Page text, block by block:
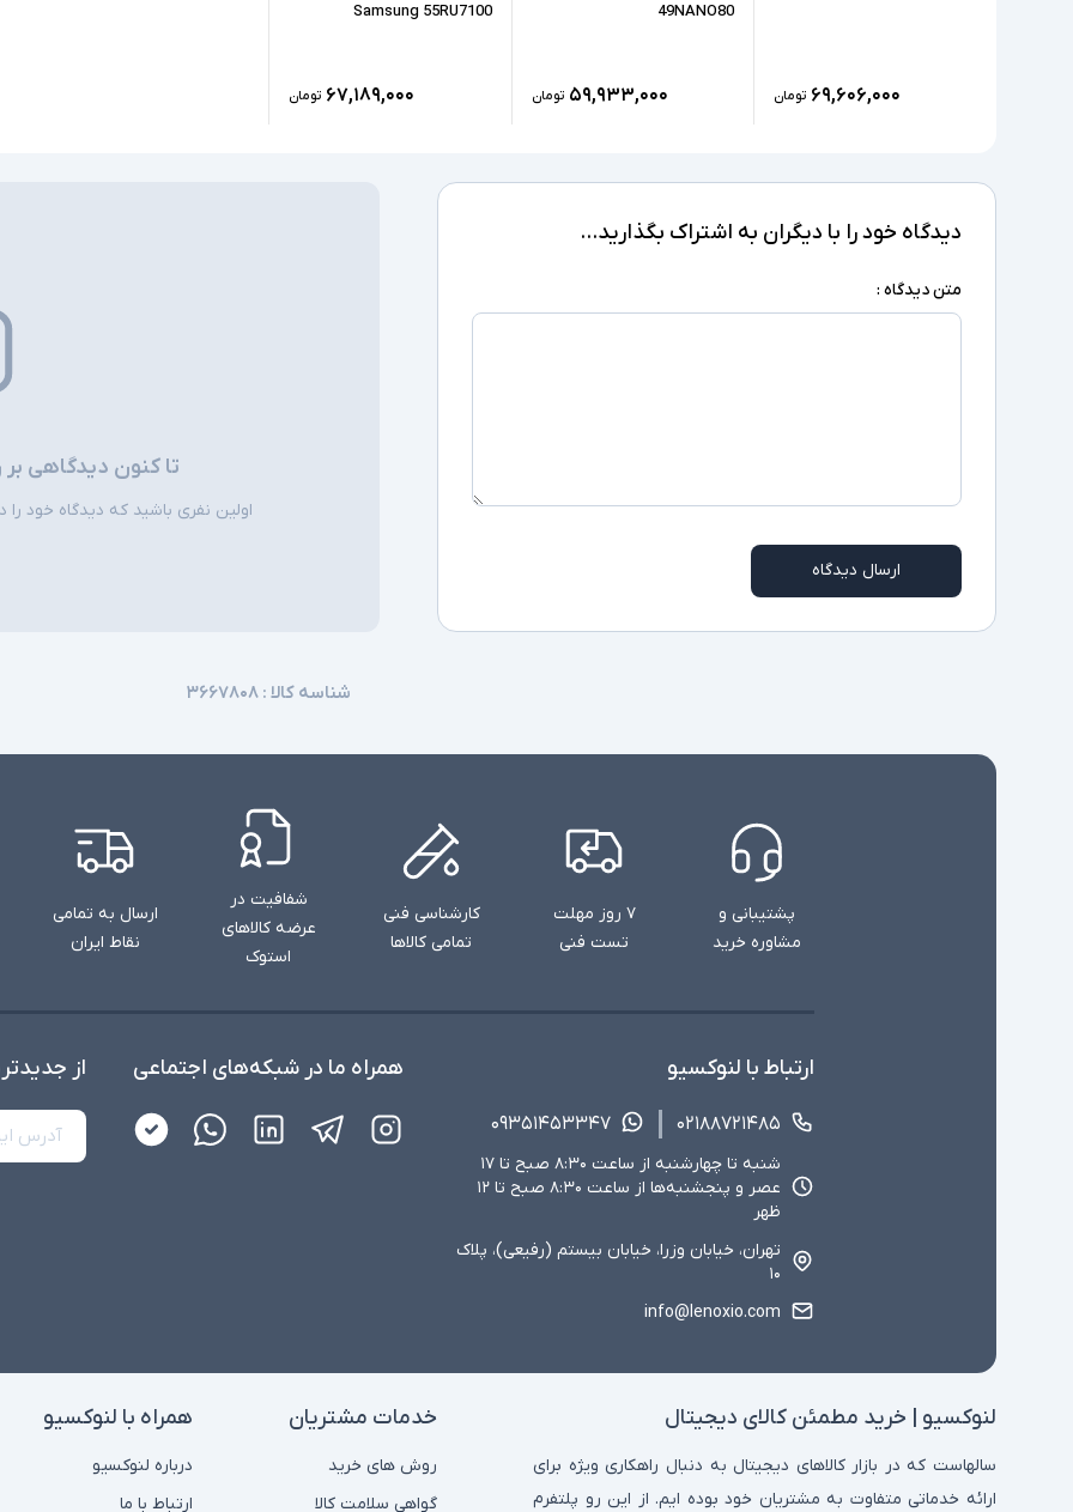
۶۹,۶۰۶,۰۰۰ تومان
49NANO80
۵۹,۹۳۳,۰۰۰ تومان
Samsung 55RU7100
۶۷,۱۸۹,۰۰۰ تومان
دیدگاه خود را با دیگران به اشتراک بگذارید...
متن دیدگاه :
ارسال دیدگاه
تا کنون دیدگاهی
اولین نفری باشید که دیدگاه خود را
شناسه کالا :۳۶۶۷۸۰۸
پشتیبانی و
مشاوره خرید
۷ روز مهلت
تست فنی
کارشناسی فنی
تمامی کالاها
شفافیت در
عرضه کالاهای
استوک
ارسال به تمامی
نقاط ایران
ارتباط با لنوکسیو
۰۲۱۸۸۷۲۱۴۸۵ ۰۹۳۵۱۴۵۳۳۴۷
شنبه تا چهارشنبه از ساعت ۸:۳۰ صبح تا ۱۷
عصر و پنجشنبه‌ها از ساعت ۸:۳۰ صبح تا ۱۲
ظهر
تهران، خیابان وزرا، خیابان بیستم (رفیعی)، پلاک
۱۰
info@lenoxio.com
همراه ما در شبکه‌های اجتماعی از
لنوکسیو | خرید مطمئن کالای دیجیتال
سالهاست که در بازار کالاهای دیجیتال به دنبال راهکاری ویژه برای
ارائه خدماتی متفاوت به مشتریان خود بوده ایم. از این رو پلتفرم
خدمات مشتریان
روش های خرید
گواهی سلامت کالا
همراه با لنوکسیو
درباره لنوکسیو
ارتباط با ما